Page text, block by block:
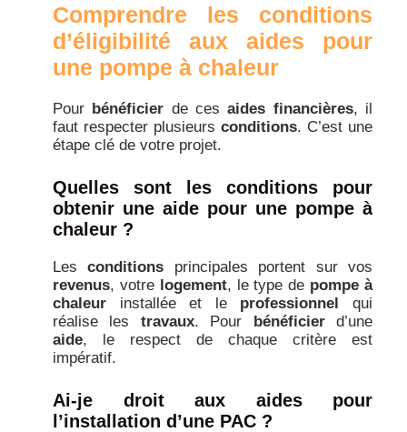
Comprendre les conditions
d’éligibilité aux aides pour
une pompe à chaleur
Pour bénéficier de cesaides financières, il
faut respecter plusieurs conditions. C’est une
étape clé de votre projet.
Quelles sont les conditions pour
obtenir une aide pour une pompe à
chaleur ?
Lesconditions principales portent sur vos
revenus, votre logement, le type de pompe à
chaleur installée et le professionnel qui
réalise les travaux. Pour bénéficierd’une
aide, le respect de chaque critère est
impératif.
Ai-je droit aux aides pour
l’installation d’une PAC ?